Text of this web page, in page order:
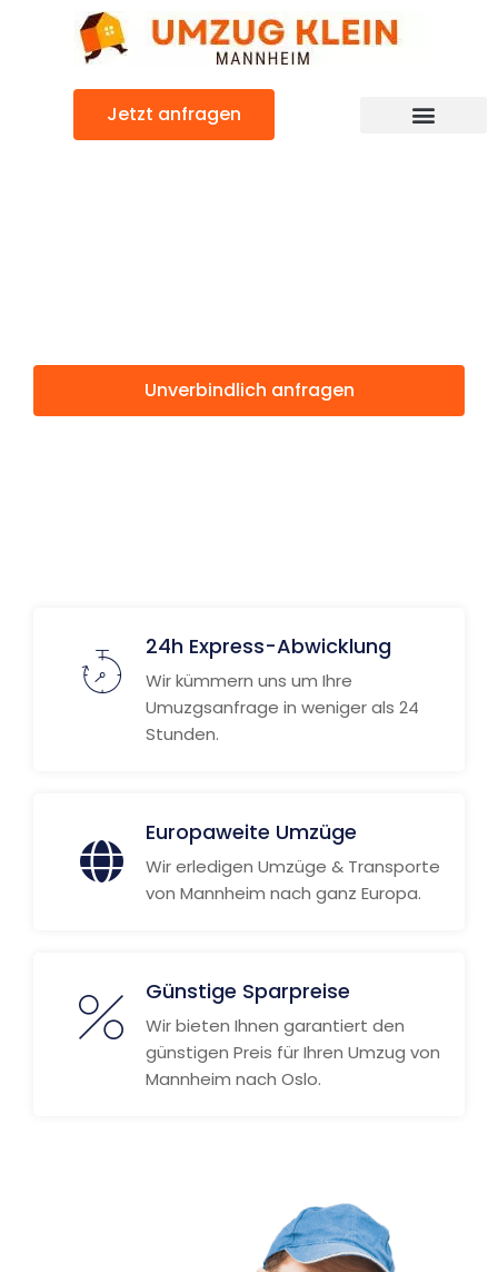
Jetzt anfragen
Unverbindlich anfragen
24h Express-Abwicklung
Wir kümmern uns um Ihre
Umuzgsanfrage in weniger als 24
Stunden.
Europaweite Umzüge
Wir erledigen Umzüge & Transporte
von Mannheim nach ganz Europa.
Günstige Sparpreise
Wir bieten Ihnen garantiert den
günstigen Preis für Ihren Umzug von
Mannheim nach Oslo.